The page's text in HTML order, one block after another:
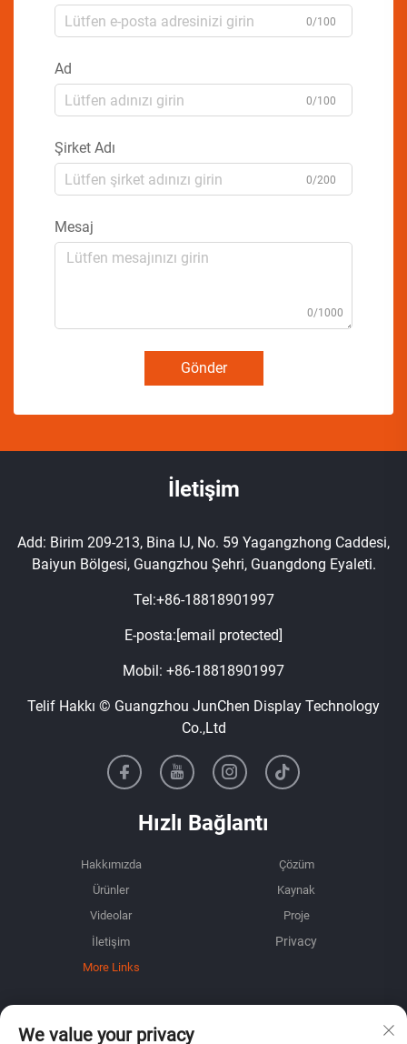
0/100
Ad
0/100
Şirket Adı
0/200
Mesaj
0/1000
Gönder
İletişim
Add: Birim 209-213, Bina IJ, No. 59 Yagangzhong Caddesi,
Baiyun Bölgesi, Guangzhou Şehri, Guangdong Eyaleti.
Tel:+86-18818901997
E-posta: [email protected]
Mobil: +86-18818901997
Telif Hakkı © Guangzhou JunChen Display Technology
Co.,Ltd
Hızlı Bağlantı
Hakkımızda
Çözüm
Ürünler
Kaynak
Videolar
Proje
İletişim
More Links
We value your privacy